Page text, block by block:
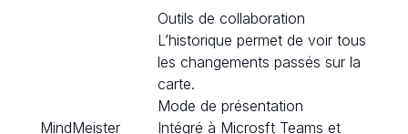
MindMeister
Outils de collaboration
L’historique permet de voir tous
les changements passés sur la
carte.
Mode de présentation
Intégré à Microsft Teams et